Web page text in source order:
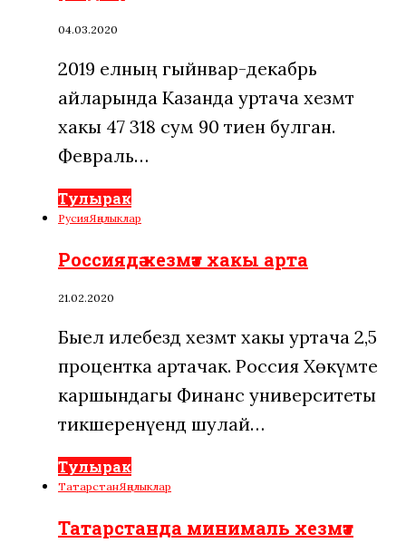
04.03.2020
2019 елның гыйнвар-декабрь
айларында Казанда уртача хезмәт
хакы 47 318 сум 90 тиен булган.
Февраль…
Тулырак
РусияЯңалыклар
Россиядә хезмәт хакы арта
21.02.2020
Быел илебездә хезмәт хакы уртача 2,5
процентка артачак. Россия Хөкүмәте
каршындагы Финанс университеты
тикшеренүендә шулай…
Тулырак
ТатарстанЯңалыклар
Татарстанда минималь хезмәт